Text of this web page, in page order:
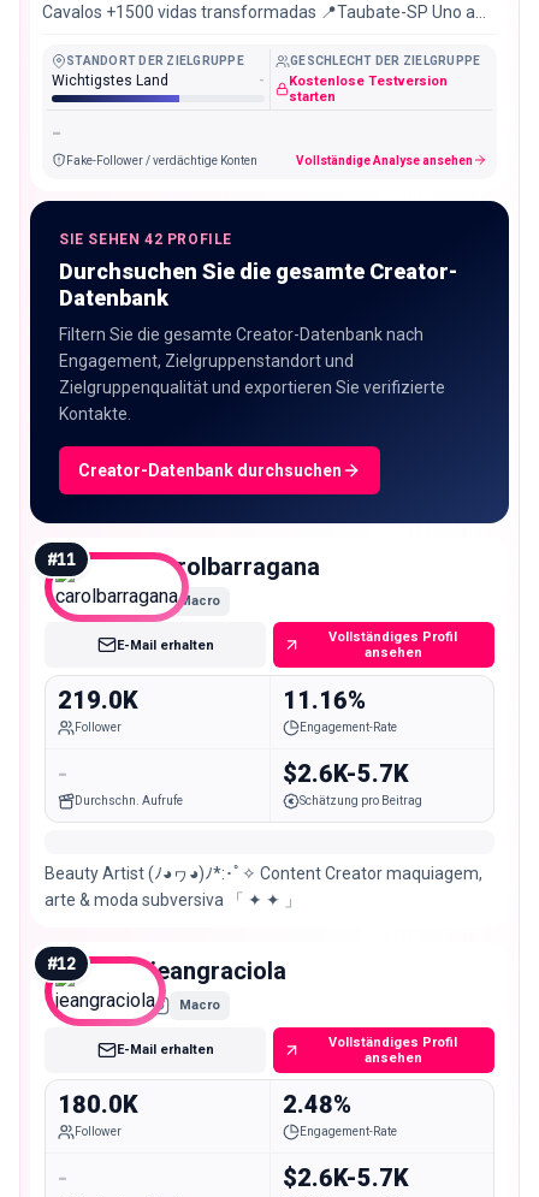
Cavalos +1500 vidas transformadas 📍Taubate-SP Uno a
STANDORT DER ZIELGRUPPE
Wichtigstes Land -
GESCHLECHT DER ZIELGRUPPE
Kostenlose Testversion
starten
-
Fake-Follower / verdächtige Konten Vollständige Analyse ansehen
SIE SEHEN 42 PROFILE
Durchsuchen Sie die gesamte Creator-
Datenbank
Filtern Sie die gesamte Creator-Datenbank nach
Engagement, Zielgruppenstandort und
Zielgruppenqualität und exportieren Sie verifizierte
Kontakte.
Creator-Datenbank durchsuchen
#11 carolbarragana
Macro
E-Mail erhalten
Vollständiges Profil
ansehen
219.0K
Follower
11.16%
Engagement-Rate
-
Durchschn. Aufrufe
$2.6K-5.7K
Schätzung pro Beitrag
Beauty Artist (ﾉ◕ヮ◕)ﾉ*:･ﾟ✧ Content Creator maquiagem,
arte & moda subversiva 「 ✦ ✦ 」
#12 jeangraciola
Macro
E-Mail erhalten
Vollständiges Profil
ansehen
180.0K
Follower
2.48%
Engagement-Rate
- $2.6K-5.7K